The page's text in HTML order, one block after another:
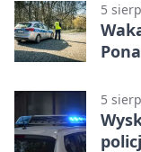
5
5